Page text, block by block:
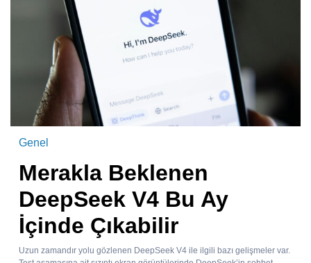
Genel
Merakla Beklenen
DeepSeek V4 Bu Ay
İçinde Çıkabilir
Uzun zamandır yolu gözlenen DeepSeek V4 ile ilgili bazı gelişmeler var.